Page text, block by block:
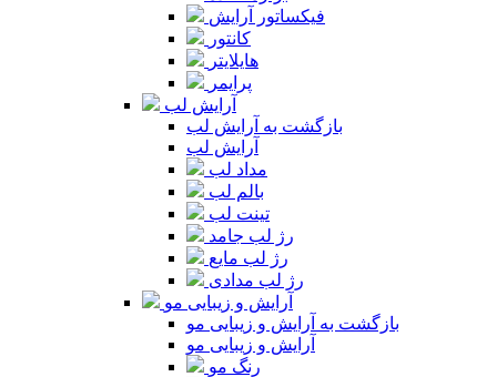
فیکساتور آرایش
کانتور
هایلایتر
پرایمر
آرایش لب
بازگشت به آرایش لب
آرایش لب
مداد لب
بالم لب
تینت لب
رژ لب جامد
رژ لب مایع
رژ لب مدادی
آرایش و زیبایی مو
بازگشت به آرایش و زیبایی مو
آرایش و زیبایی مو
رنگ مو